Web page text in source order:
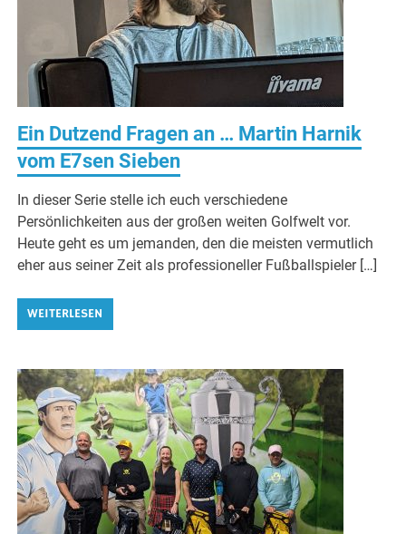
Ein Dutzend Fragen an … Martin Harnik
vom E7sen Sieben
In dieser Serie stelle ich euch verschiedene
Persönlichkeiten aus der großen weiten Golfwelt vor.
Heute geht es um jemanden, den die meisten vermutlich
eher aus seiner Zeit als professioneller Fußballspieler […]
WEITERLESEN